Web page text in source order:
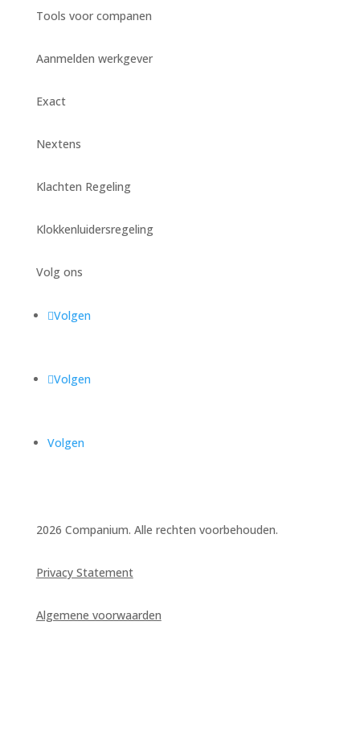
Tools voor companen
Aanmelden werkgever
Exact
Nextens
Klachten Regeling
Klokkenluidersregeling
Volg ons
Volgen
Volgen
Volgen
2026 Companium. Alle rechten voorbehouden.
Privacy Statement
Algemene voorwaarden